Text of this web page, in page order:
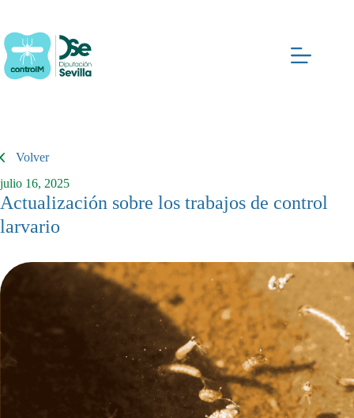
contenido
Volver
julio 16, 2025
Actualización sobre los trabajos de control
larvario